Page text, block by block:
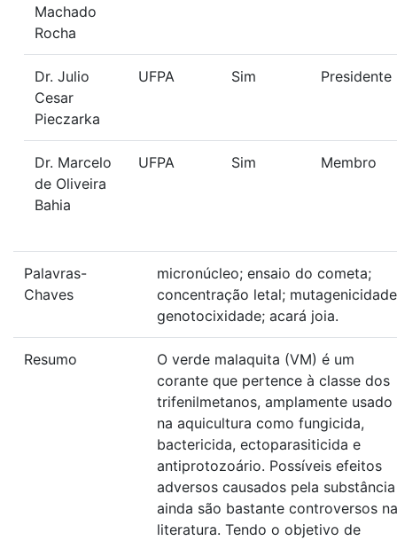
Machado
Rocha
Dr. Julio
Cesar
Pieczarka
UFPA Sim Presidente
Dr. Marcelo
de Oliveira
Bahia
UFPA Sim Membro
Palavras-
Chaves
micronúcleo; ensaio do cometa;
concentração letal;
genotocixidade; acará joia.
Resumo
O verde malaquita (VM) é um
corante que pertence à classe dos
trifenilmetanos, amplamente usado
na aquicultura como fungicida,
bactericida, ectoparasiticida e
antiprotozoário. Possíveis efeitos
adversos causados pela substância
ainda são bastante controversos na
literatura. Tendo o objetivo de